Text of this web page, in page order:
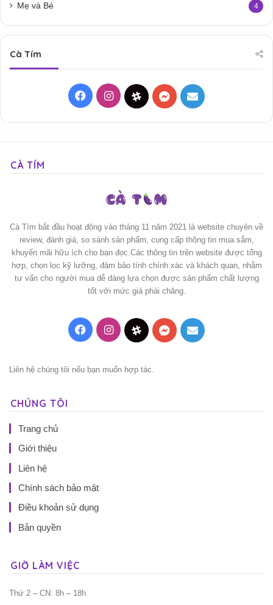
Mẹ và Bé 4
Cà Tím
FacebookInstagramThreadsMessenger
Mail
CÀ TÍM
Cà Tím bắt đầu hoạt động vào tháng 11 năm 2021 là website chuyên về
review, đánh giá, so sánh sản phẩm, cung cấp thông tin mua sắm,
khuyến mãi hữu ích cho bạn đọc.Các thông tin trên website được tổng
hợp, chọn lọc kỹ lưỡng, đảm bảo tính chính xác và khách quan, nhằm
tư vấn cho người mua dễ dàng lựa chọn được sản phẩm chất lượng
tốt với mức giá phải chăng.
FacebookInstagramThreadsMessenger
Mail
Liên hệ chúng tôi nếu bạn muốn hợp tác.
CHÚNG TÔI
Trang chủ
Giới thiệu
Liên hệ
Chính sách bảo mật
Điều khoản sử dụng
Bản quyền
GIỜ LÀM VIỆC
Thứ 2 – CN: 8h – 18h